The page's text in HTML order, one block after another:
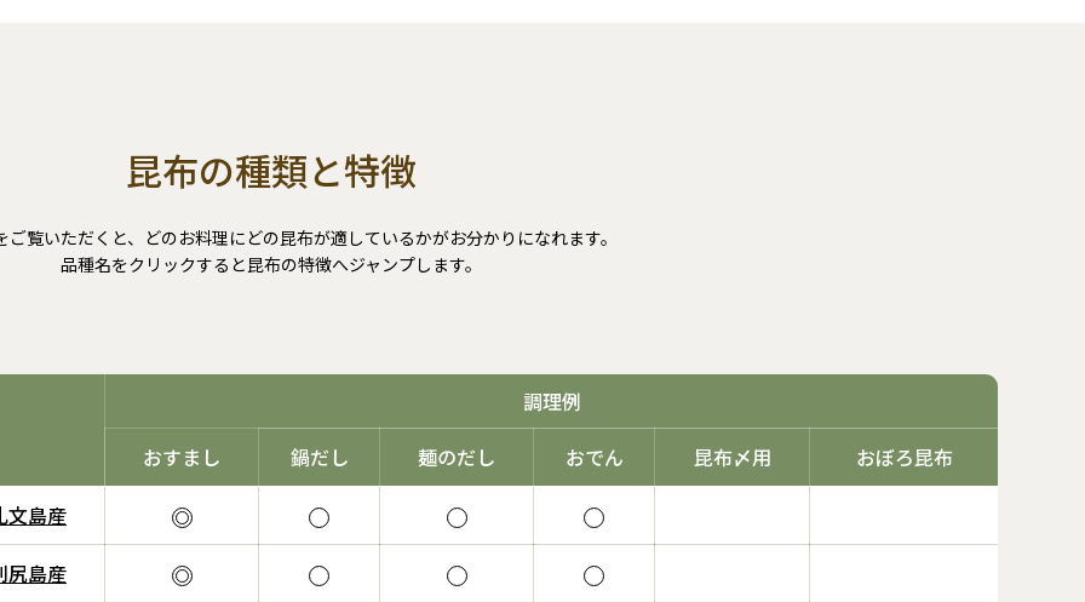
昆布の種類と特徴
ご覧いただくと、どのお料理にどの昆布が適しているかがお分かりになれます。
品種名をクリックすると昆布の特徴へジャンプします。
調理例
おすまし
鍋だし 麺のだし おでん 昆布〆用
おぼろ昆布
文島産
尻島産